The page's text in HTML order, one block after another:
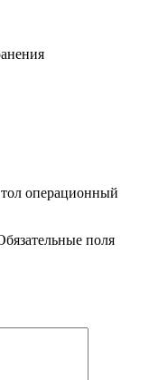
операционный
поля